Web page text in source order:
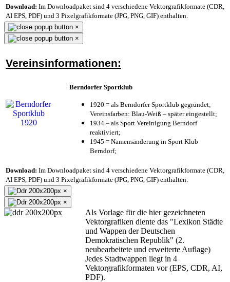
Download: Im Downloadpaket sind 4 verschiedene Vektorgrafikformate (CDR,
AI EPS, PDF) und 3 Pixelgrafikformate (JPG, PNG, GIF) enthalten.
×
×
Vereinsinformationen:
Berndorfer Sportklub
1920 = als Berndorfer Sportklub gegründet;
Vereinsfarben: Blau-Weiß – später eingestellt;
1934 = als Sport Vereinigung Berndorf
reaktiviert;
1945 = Namensänderung in Sport Klub
Berndorf;
Download: Im Downloadpaket sind 4 verschiedene Vektorgrafikformate (CDR,
AI EPS, PDF) und 3 Pixelgrafikformate (JPG, PNG, GIF) enthalten.
×
×
Als Vorlage für die hier gezeichneten
Vektorgrafiken diente das "Lexikon Städte
und Wappen der Deutschen
Demokratischen Republik" (2.
neubearbeitete und erweiterte Auflage)
Jedes Stadtwappen liegt in 4
Vektorgrafikformaten vor (EPS, CDR, AI,
PDF).